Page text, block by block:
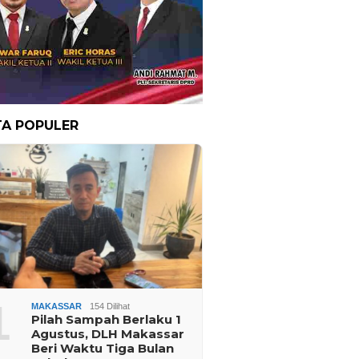
POPULER
MAKASSAR 154 Dilihat
Pilah Sampah Berlaku 1
Agustus, DLH Makassar
Beri Waktu Tiga Bulan